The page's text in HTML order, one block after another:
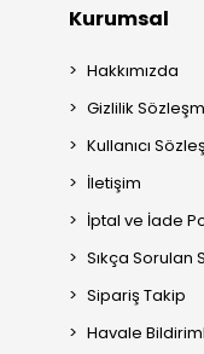
Kurumsal
Hakkımızda
Gizlilik
Kullanıcı
İletişim
İptal ve İade
Sıkça Sorulan
Sipariş Takip
Havale